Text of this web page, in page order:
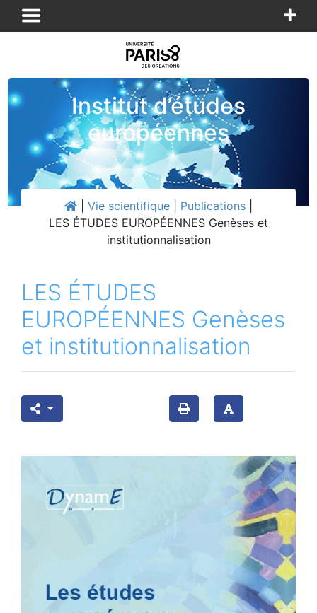
Panneau de gestion des cookies
Institut d’études
européennes
Vie scientifique Publications
LES ÉTUDES EUROPÉENNES Genèses et
institutionnalisation
LES ÉTUDES
EUROPÉENNES Genèses
et institutionnalisation